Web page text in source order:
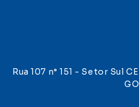
Rua 107 n° 151 - Setor Sul
GO